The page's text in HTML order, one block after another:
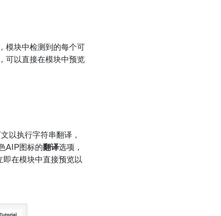
模块中检测到的每个可
可以直接在模块中预览
以执行字符串翻译，
AIP图标的翻译选项，
在模块中直接预览以